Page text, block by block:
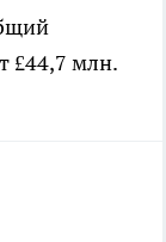
£44,7 млн.